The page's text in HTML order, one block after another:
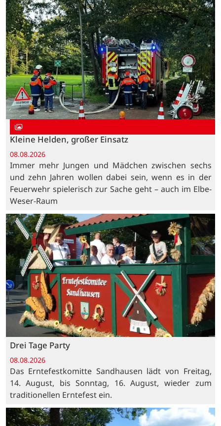
Kleine Helden, großer Einsatz
08.08.2026
Immer mehr Jungen und Mädchen zwischen sechs
und zehn Jahren wollen dabei sein, wenn es in der
Feuerwehr spielerisch zur Sache geht – auch im Elbe-
Weser-Raum
Drei Tage Party
08.08.2026
Das Erntefestkomitte Sandhausen lädt von Freitag,
14. August, bis Sonntag, 16. August, wieder zum
traditionellen Erntefest ein.